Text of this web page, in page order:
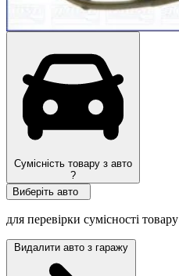
Сумісність товару з авто
?
Виберіть авто
для перевірки сумісності товару
Видалити авто з гаражу